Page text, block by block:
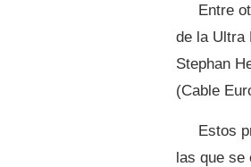
Entre
de la Ultra
Stephan
(Cable
Estos
las que se